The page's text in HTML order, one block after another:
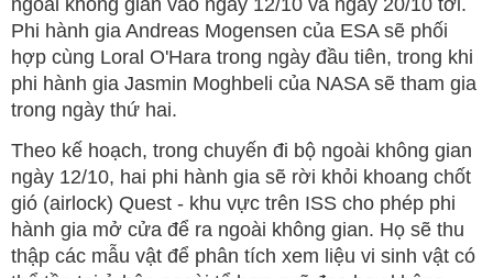
Phi hành gia Andreas Mogensen của ESA sẽ phối
hợp cùng Loral O'Hara trong ngày đầu tiên, trong khi
phi hành gia Jasmin Moghbeli của NASA sẽ tham gia
trong ngày thứ hai.
Theo kế hoạch, trong chuyến đi bộ ngoài không gian
ngày 12/10, hai phi hành gia sẽ rời khỏi khoang chốt
gió (airlock) Quest - khu vực trên ISS cho phép phi
hành gia mở cửa để ra ngoài không gian. Họ sẽ thu
thập các mẫu vật để phân tích xem liệu vi sinh vật có